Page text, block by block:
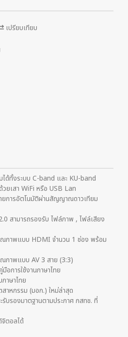
เปรียบเทียบ
ได้ทั้งระบบ C-band และ KU-band
ยเสา WiFi หรือ USB Lan
ยการอัตโนมัติผ่านสัญญาณดาวเทียม
สามารถรองรับ ไฟล์ภาพ , ไฟล์เสียง
ภาพแบบ HDMI จำนวน 1 ช่อง พร้อม
าพแบบ AV 3 สาย (3:3)
อการใช้งานภาษาไทย
าษาไทย
าหกรรม (มอก.) ใหม่ล่าสุด
บรองมาตฐานตามประกาศ กสทช. ที่
จิตอลได้